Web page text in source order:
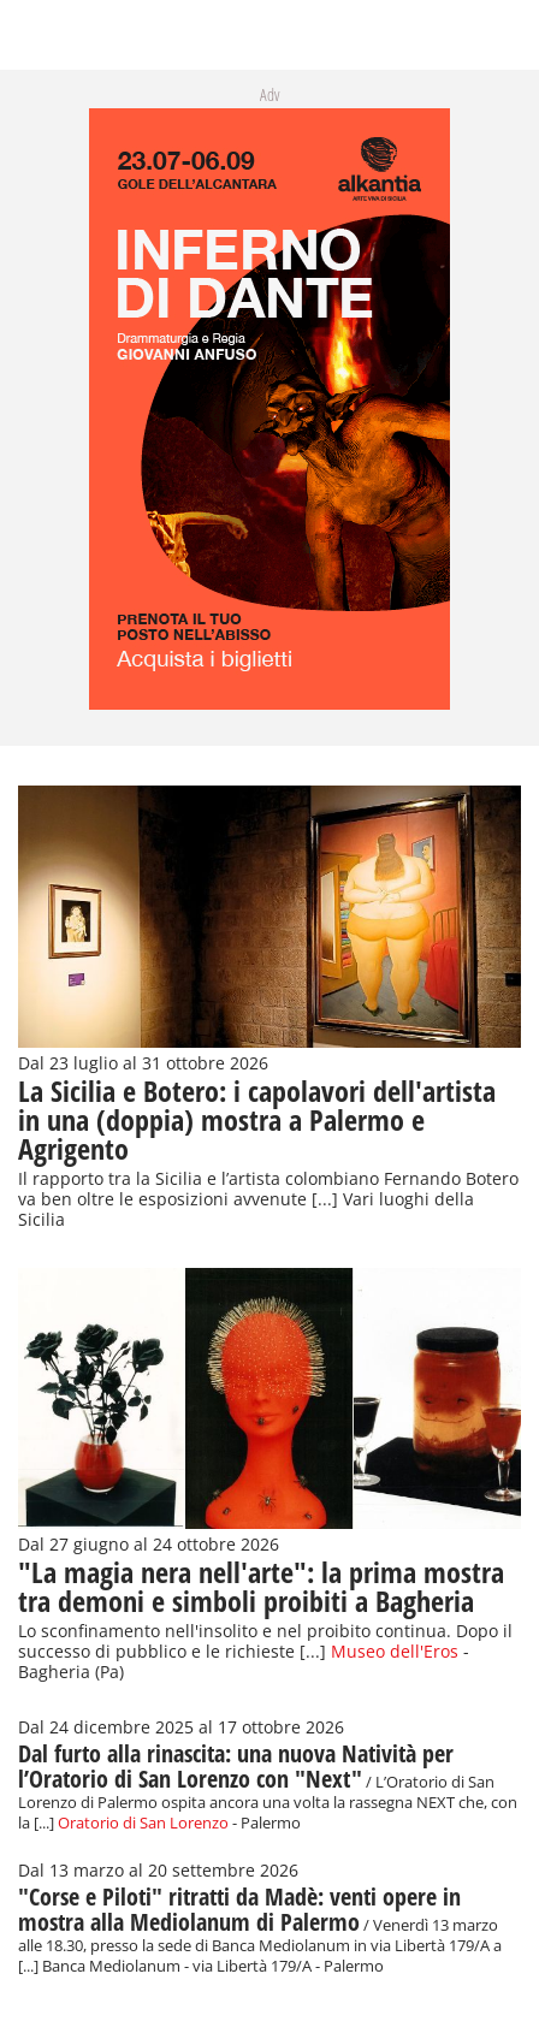
Adv
Dal 23 luglio al 31 ottobre 2026
La Sicilia e Botero: i capolavori dell'artista
in una (doppia) mostra a Palermo e
Agrigento
Il rapporto tra la Sicilia e l’artista colombiano Fernando Botero
va ben oltre le esposizioni avvenute [...] Vari luoghi della
Sicilia
Dal 27 giugno al 24 ottobre 2026
"La magia nera nell'arte": la prima mostra
tra demoni e simboli proibiti a Bagheria
Lo sconfinamento nell'insolito e nel proibito continua. Dopo il
successo di pubblico e le richieste [...] Museo dell'Eros -
Bagheria (Pa)
Dal 24 dicembre 2025 al 17 ottobre 2026
Dal furto alla rinascita: una nuova Natività per
l’Oratorio di San Lorenzo con "Next" / L’Oratorio di San
Lorenzo di Palermo ospita ancora una volta la rassegna NEXT che, con
la [...]Oratorio di San Lorenzo - Palermo
Dal 13 marzo al 20 settembre 2026
"Corse e Piloti" ritratti da Madè: venti opere in
mostra alla Mediolanum di Palermo/ Venerdì 13 marzo
alle 18.30, presso la sede di Banca Mediolanum in via Libertà 179/A a
[...] Banca Mediolanum - via Libertà 179/A - Palermo